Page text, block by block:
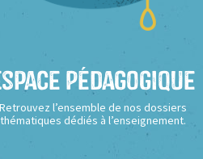
Pédagogique
Retrouvez l’ensemble de nos dossiers
thématiques dédiés à l’enseignement.